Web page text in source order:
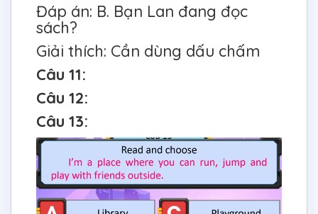
Đáp án: B. Bạn Lan đang đọc
sách?
Giải thích: Cần dùng dấu chấm
Câu 11:
Câu 12:
Câu 13: